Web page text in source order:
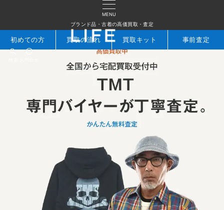
MENU
ブランド品・古着の高価買取・査定
初めての方 買取の流れ 買取キット 事前査定